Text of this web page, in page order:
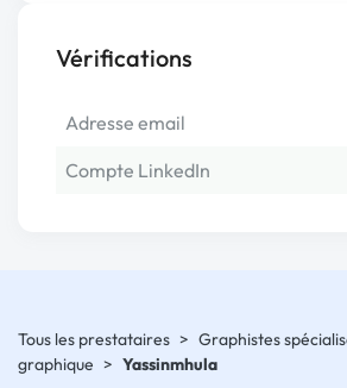
Vérifications
Adresse email
Compte LinkedIn
Tous les prestataires > Graphistes
graphique > Yassinmhula